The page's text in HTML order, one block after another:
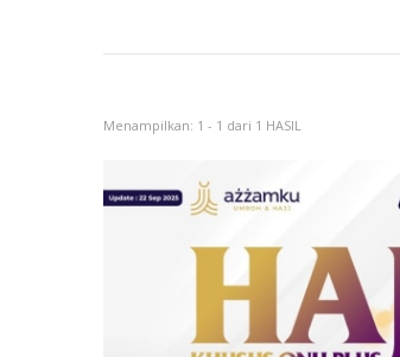
Menampilkan: 1 - 1 dari 1 HASIL